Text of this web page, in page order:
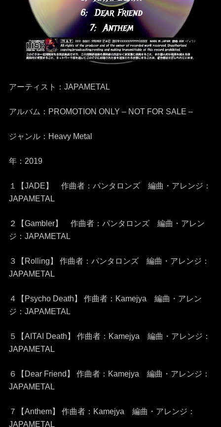
アーティスト：JAPAMETAL
アルバム：PROMOTION ONLY – NOT FOR SALE –
ジャンル：Heavy Metal
年：2019
１ 【JADE】 作曲者：パンタロンズ 編曲・アレンジ：
JAPAMETAL
２
【Gambler】 作曲者：パンタロンズ 編曲・アレン
ジ：JAPAMETAL
３
【Rolling】 作曲者：パンタロンズ 編曲・アレンジ：
JAPAMETAL
４
【Psycho Death】 作曲者：Kamejya 編曲・アレン
ジ：JAPAMETAL
５
【AITAI Death】 作曲者：Kamejya 編曲・アレンジ：
JAPAMETAL
６
【Dear Friend】 作曲者：Kamejya 編曲・アレンジ：
JAPAMETAL
７
【Anthem】 作曲者：Kamejya 編曲・アレンジ：
JAPAMETAL